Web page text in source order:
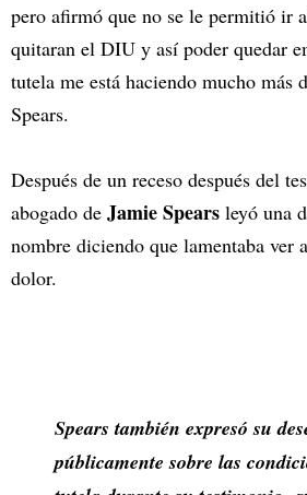
pero afirmó que no se le permitió ir
quitaran el DIU y así poder quedar
tutela me está haciendo mucho más
Spears.
Después de un receso después del
abogado de Jamie Spears leyó una
nombre diciendo que lamentaba ver
dolor.
Spears también expresó su
públicamente sobre las